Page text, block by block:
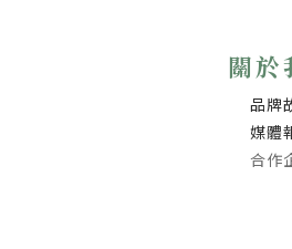
關於
品牌
媒體
合作